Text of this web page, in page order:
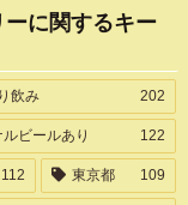
に関するキー
飲み 202
ビールあり 122
112 東京都 109